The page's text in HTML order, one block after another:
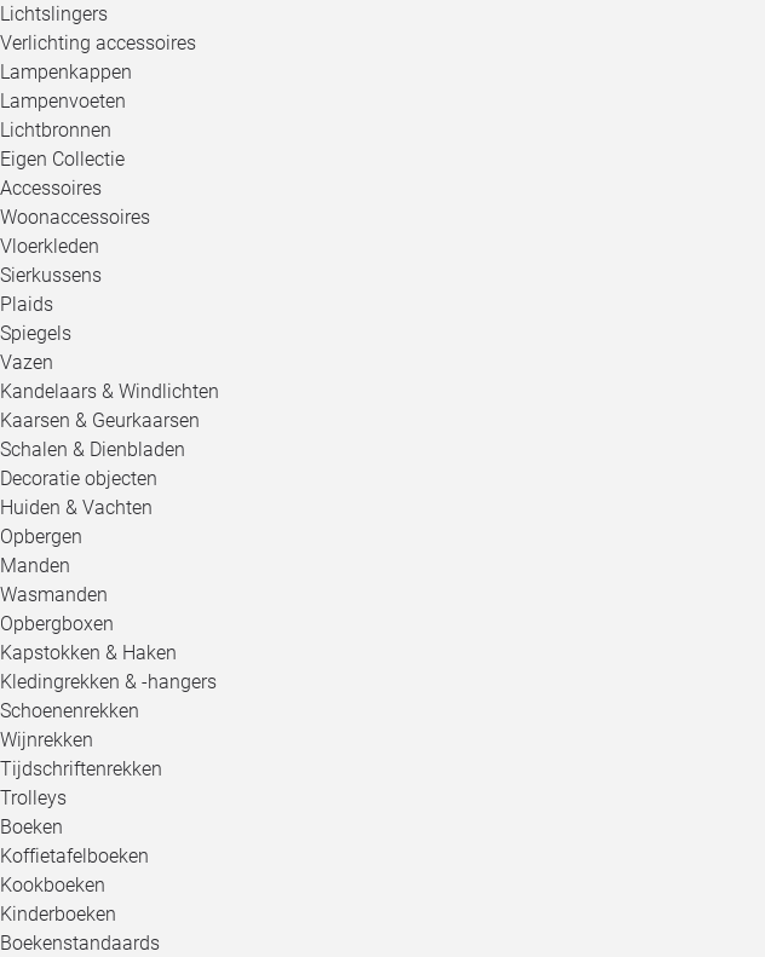
Lichtslingers
Verlichting accessoires
Lampenkappen
Lampenvoeten
Lichtbronnen
Eigen Collectie
Accessoires
Woonaccessoires
Vloerkleden
Sierkussens
Plaids
Spiegels
Vazen
Kandelaars & Windlichten
Kaarsen & Geurkaarsen
Schalen & Dienbladen
Decoratie objecten
Huiden & Vachten
Opbergen
Manden
Wasmanden
Opbergboxen
Kapstokken & Haken
Kledingrekken & -hangers
Schoenenrekken
Wijnrekken
Tijdschriftenrekken
Trolleys
Boeken
Koffietafelboeken
Kookboeken
Kinderboeken
Boekenstandaards